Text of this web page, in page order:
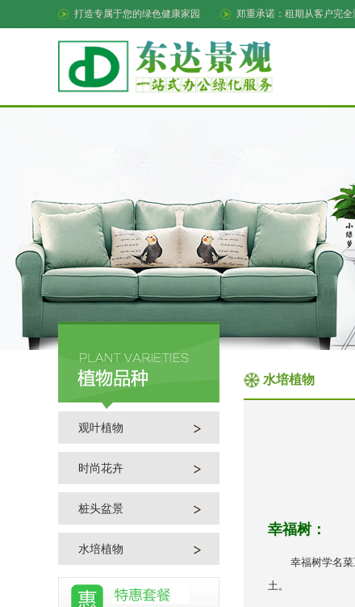
打造专属于您的绿色健康家园 郑重承诺：租期从客户完全
观叶植物
时尚花卉
桩头盆景
水培植物
水培植物
幸福树：
幸福树学名菜豆
土。